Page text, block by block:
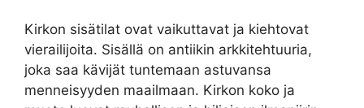
Kirkon sisätilat ovat vaikuttavat ja kiehtovat
vierailijoita. Sisällä on antiikin arkkitehtuuria,
joka saa kävijät tuntemaan astuvansa
menneisyyden maailmaan. Kirkon koko ja